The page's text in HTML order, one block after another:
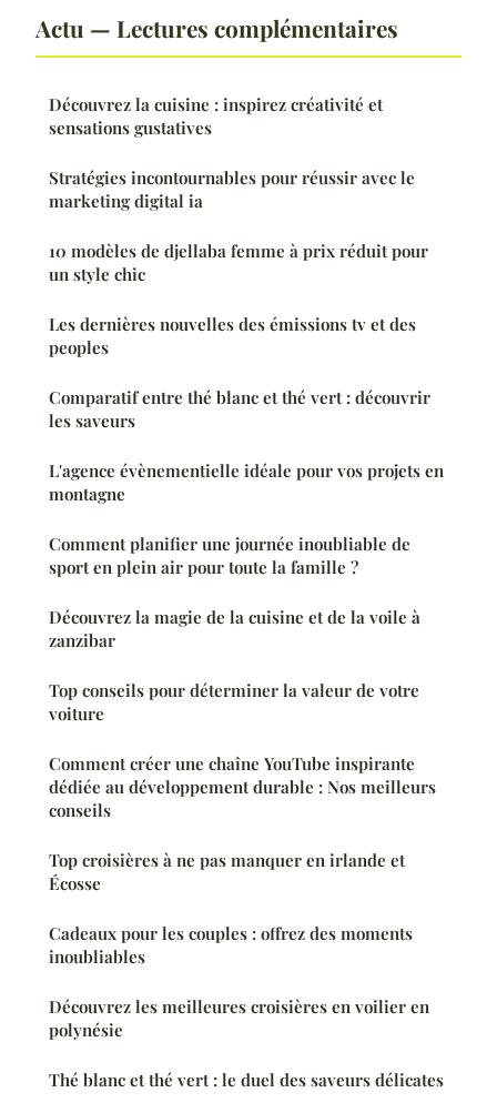
Actu — Lectures complémentaires
Découvrez la cuisine : inspirez créativité et
sensations gustatives
Stratégies incontournables pour réussir avec le
marketing digital ia
10 modèles de djellaba femme à prix réduit pour
un style chic
Les dernières nouvelles des émissions tv et des
peoples
Comparatif entre thé blanc et thé vert : découvrir
les saveurs
L'agence évènementielle idéale pour vos projets en
montagne
Comment planifier une journée inoubliable de
sport en plein air pour toute la famille ?
Découvrez la magie de la cuisine et de la voile à
zanzibar
Top conseils pour déterminer la valeur de votre
voiture
Comment créer une chaîne YouTube inspirante
dédiée au développement durable : Nos meilleurs
conseils
Top croisières à ne pas manquer en irlande et
Écosse
Cadeaux pour les couples : offrez des moments
inoubliables
Découvrez les meilleures croisières en voilier en
polynésie
Thé blanc et thé vert : le duel des saveurs délicates